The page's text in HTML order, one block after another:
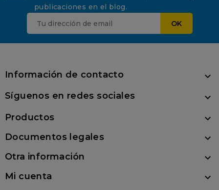
publicaciones en el blog.
Información de contacto 
Síguenos en redes sociales 
Productos 
Documentos legales 
Otra información 
Mi cuenta 